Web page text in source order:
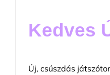
Kedves
Új, csúszdás